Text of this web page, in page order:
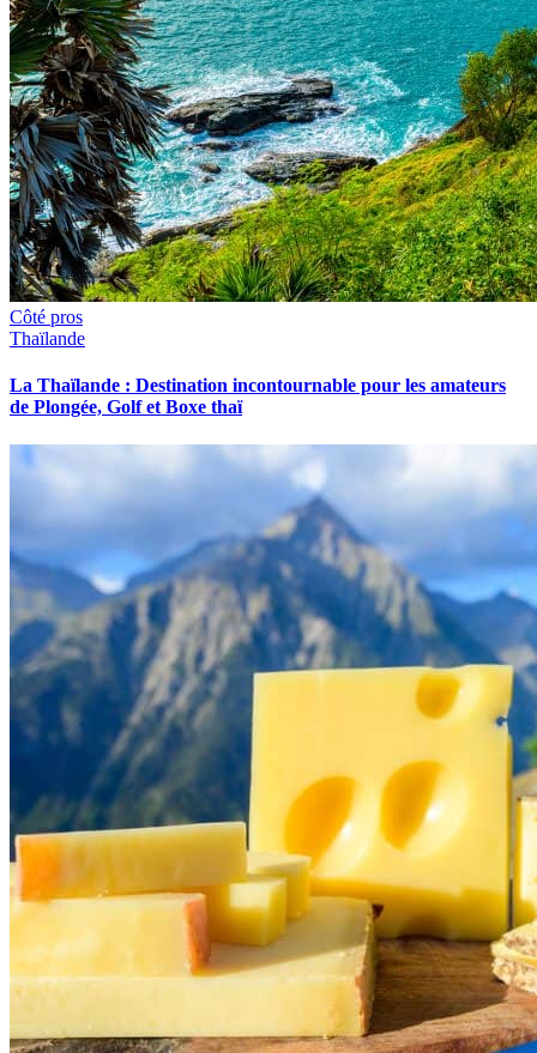
Côté pros
Thaïlande
La Thaïlande : Destination incontournable pour les amateurs
de Plongée, Golf et Boxe thaï